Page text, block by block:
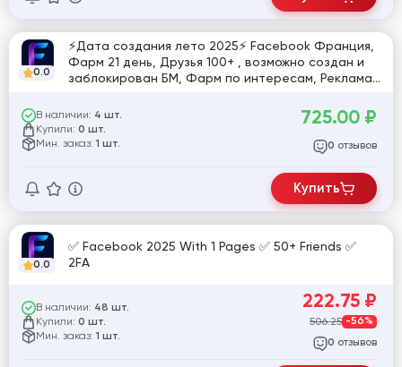
0.0
⚡️Дата создания лето 2025⚡️ Facebook Франция,
Фарм 21 день, Друзья 100+ , возможно создан и
заблокирован БМ, Фарм по интересам, Реклама
В наличии: 4 шт.
Купили: 0 шт.
Мин. заказ: 1 шт.
725.00 ₽
0 отзывов
Купить
0.0
✅ Facebook 2025 With 1 Pages ✅ 50+ Friends ✅
2FA
В наличии: 48 шт.
Купили: 0 шт.
Мин. заказ: 1 шт.
222.75 ₽
506.25 -56%
0 отзывов